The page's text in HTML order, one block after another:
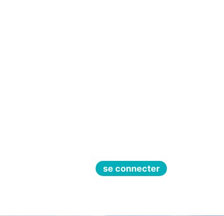
se connecter